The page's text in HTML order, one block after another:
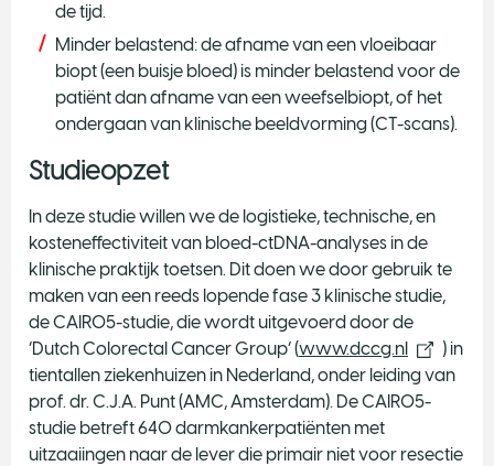
de tijd.
Minder belastend: de afname van een vloeibaar
biopt (een buisje bloed) is minder belastend voor de
patiënt dan afname van een weefselbiopt, of het
ondergaan van klinische beeldvorming (CT-scans).
Studieopzet
In deze studie willen we de logistieke, technische, en
kosteneffectiviteit van bloed-ctDNA-analyses in de
klinische praktijk toetsen. Dit doen we door gebruik te
maken van een reeds lopende fase 3 klinische studie,
de CAIRO5-studie, die wordt uitgevoerd door de
‘Dutch Colorectal Cancer Group’ (www.dccg.nl
) in
tientallen ziekenhuizen in Nederland, onder leiding van
prof. dr. C.J.A. Punt (AMC, Amsterdam). De CAIRO5-
studie betreft 640 darmkankerpatiënten met
uitzaaiingen naar de lever die primair niet voor resectie